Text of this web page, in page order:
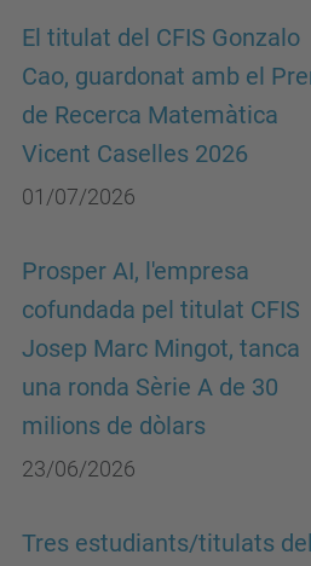
El titulat del CFIS Gonzalo
Cao, guardonat amb el
de Recerca Matemàtica
Vicent Caselles 2026
01/07/2026
Prosper AI, l'empresa
cofundada pel titulat CFIS
Josep Marc Mingot, tanca
una ronda Sèrie A de 30
milions de dòlars
23/06/2026
Tres estudiants/titulats del